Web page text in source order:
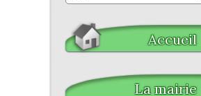
Accueil
La mairie